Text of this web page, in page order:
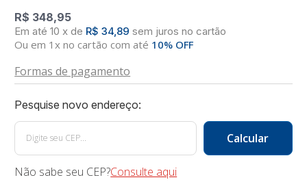
R$ 348,95
10 x de R$ 34,89 sem juros no cartão
Ou em 1x no cartão com até 10% OFF
Formas de pagamento
Não sabe seu CEP?Consulte aqui